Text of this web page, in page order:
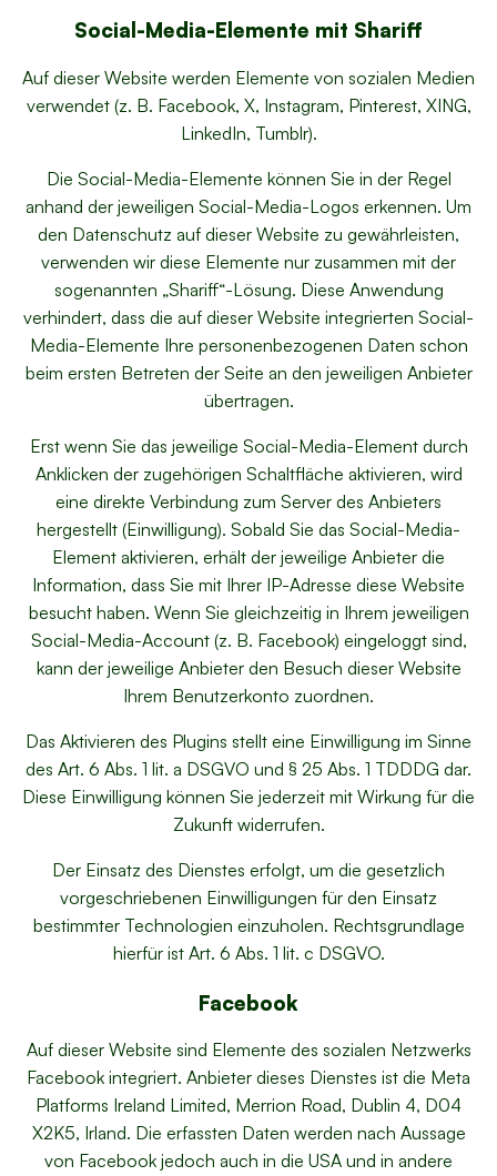
Social-Media-Elemente mit Shariff
Auf dieser Website werden Elemente von sozialen Medien
verwendet (z. B. Facebook, X, Instagram, Pinterest, XING,
LinkedIn, Tumblr).
Die Social-Media-Elemente können Sie in der Regel
anhand der jeweiligen Social-Media-Logos erkennen. Um
den Datenschutz auf dieser Website zu gewährleisten,
verwenden wir diese Elemente nur zusammen mit der
sogenannten „Shariff“-Lösung. Diese Anwendung
verhindert, dass die auf dieser Website integrierten Social-
Media-Elemente Ihre personenbezogenen Daten schon
beim ersten Betreten der Seite an den jeweiligen Anbieter
übertragen.
Erst wenn Sie das jeweilige Social-Media-Element durch
Anklicken der zugehörigen Schaltfläche aktivieren, wird
eine direkte Verbindung zum Server des Anbieters
hergestellt (Einwilligung). Sobald Sie das Social-Media-
Element aktivieren, erhält der jeweilige Anbieter die
Information, dass Sie mit Ihrer IP-Adresse diese Website
besucht haben. Wenn Sie gleichzeitig in Ihrem jeweiligen
Social-Media-Account (z. B. Facebook) eingeloggt sind,
kann der jeweilige Anbieter den Besuch dieser Website
Ihrem Benutzerkonto zuordnen.
Das Aktivieren des Plugins stellt eine Einwilligung im Sinne
des Art. 6 Abs. 1 lit. a DSGVO und § 25 Abs. 1 TDDDG dar.
Diese Einwilligung können Sie jederzeit mit Wirkung für die
Zukunft widerrufen.
Der Einsatz des Dienstes erfolgt, um die gesetzlich
vorgeschriebenen Einwilligungen für den Einsatz
bestimmter Technologien einzuholen. Rechtsgrundlage
hierfür ist Art. 6 Abs. 1 lit. c DSGVO.
Facebook
Auf dieser Website sind Elemente des sozialen Netzwerks
Facebook integriert. Anbieter dieses Dienstes ist die Meta
Platforms Ireland Limited, Merrion Road, Dublin 4, D04
X2K5, Irland. Die erfassten Daten werden nach Aussage
von Facebook jedoch auch in die USA und in andere